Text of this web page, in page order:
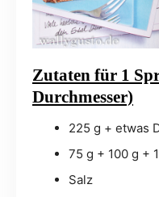
Zutaten für 1
Durchmesser)
225 g + etwas
75 g + 100 g +
Salz